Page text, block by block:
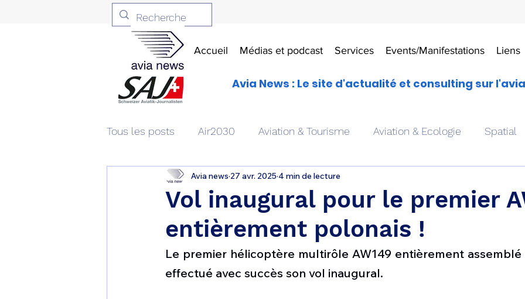
Accueil Médias et podcast Services Events/Manifestations Liens
Avia News : Le site d'actualité et consulting sur
Tous les posts Air2030 Aviation & Tourisme Aviation & Ecologie Spatial
Aviation & Défense Livres Drones aériens
Patrimoine aéronautique Avionique & pilotage Avion expérimental
1 er avril Motorisation Défense sol-air DSA
Vol inaugural pour le premier
entièrement polonais !
Avia news 27 avr. 2025 4 min de lecture
Le premier hélicoptère multirôle AW149 entièrement assemblé
effectué avec succès son vol inaugural.